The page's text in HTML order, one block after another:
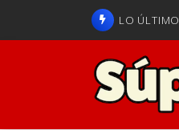
LO ÚLTIMO